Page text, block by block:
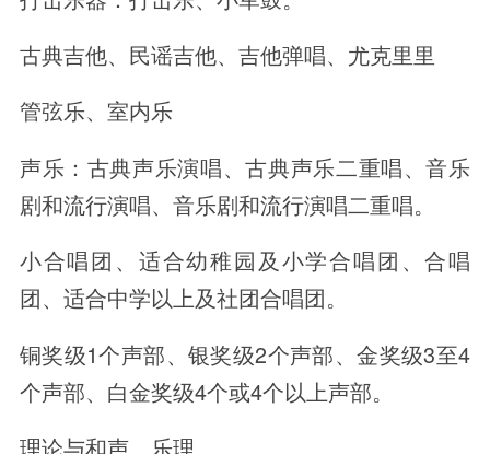
古典吉他、民谣吉他、吉他弹唱、尤克里里
管弦乐、室内乐
声乐：古典声乐演唱、古典声乐二重唱、音乐
剧和流行演唱、音乐剧和流行演唱二重唱。
小合唱团、适合幼稚园及小学合唱团、合唱
团、适合中学以上及社团合唱团。
铜奖级1个声部、银奖级2个声部、金奖级3至4
个声部、白金奖级4个或4个以上声部。
理论与和声、乐理